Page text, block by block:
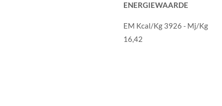
ENERGIEWAARDE
EM Kcal/Kg 3926 - Mj/Kg
16,42